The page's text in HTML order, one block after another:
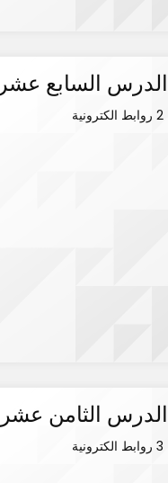
الدرس السابع عشر
2 روابط الكترونية
الدرس الثامن عشر
3 روابط الكترونية